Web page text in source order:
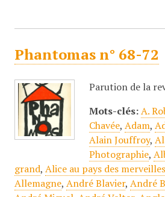
Phantomas n° 68-72
Parution de la
Mots-clés: A.
Chavée, Adam,
Alain Jouffroy,
Photographie,
grand, Alice au pays des merveilles
Allemagne, André Blavier, André